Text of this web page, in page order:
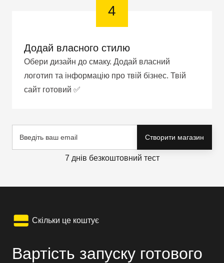
4
Додай власного стилю
Обери дизайн до смаку. Додай власний
логотип та інформацію про твій бізнес. Твій
сайт готовий ✅
Створити магазин
7 днів безкоштовний тест
Скільки це коштує
Вартість запуску готового